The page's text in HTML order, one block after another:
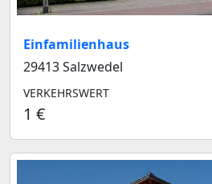
Einfamilienhaus
29413 Salzwedel
VERKEHRSWERT
1 €